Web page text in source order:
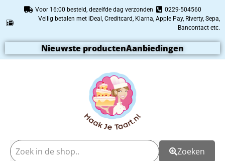
Voor 16:00 besteld, dezelfde dag verzonden
0229-504560
Veilig betalen met iDeal, Creditcard, Klarna, Apple Pay, Riverty, Sepa,
Bancontact etc.
Nieuwste productenAanbiedingen
Zoeken